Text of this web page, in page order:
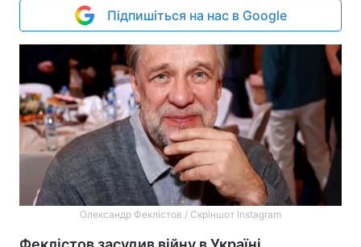
Підпишіться на нас в Google
Олександр Феклістов / Скріншот Instagram